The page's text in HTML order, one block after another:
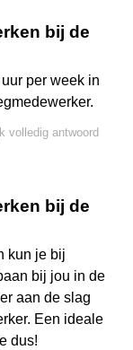
bij de
per week in
volledig antwoord
bij de
kun je bij
bij jou in de
aan de slag
Een ideale
dus!